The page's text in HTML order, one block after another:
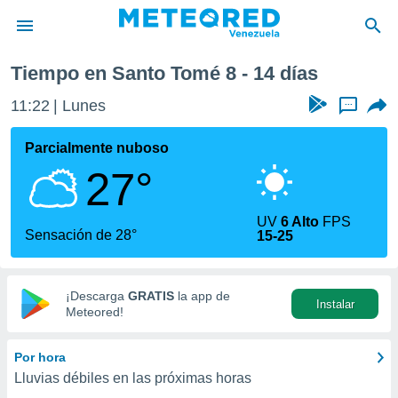
de
ha
que se
calidad.
a este
las
y
digital
basada
Tiempo en Santo Tomé 8 - 14 días
11:22 Lunes ...
Parcialmente nuboso
27°
Sensación de 28°
UV6 Alto FPS
15-25
¡Descarga GRATIS la app de
Meteored!
Instalar
Por hora
Lluvias débiles en las próximas horas